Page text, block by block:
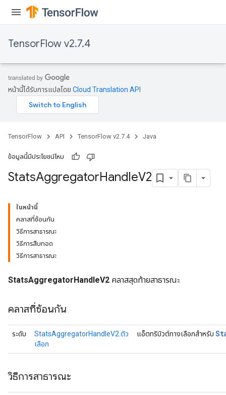
TensorFlow v2.7.4
หน้านี้ได้รับการแปลโดย Cloud Translation API
TensorFlow API TensorFlow v2.7.4 Java
ข้อมูลนี้มีประโยชน์ไหม
StatsAggregatorHandleV2
ในหน้านี้
คลาสที่ซ้อนกัน
วิธีการสาธารณะ
วิธีการสืบทอด
วิธีการสาธารณะ
StatsAggregatorHandleV2 คลาสสุดท้ายสาธารณะ
คลาสที่ซ้อนกัน
ระดับ
StatsAggregatorHandleV2.ตัว
เลือก
แอ็ตทริบิวต์ทางเลือกสำหรับ
วิธีการสาธารณะ